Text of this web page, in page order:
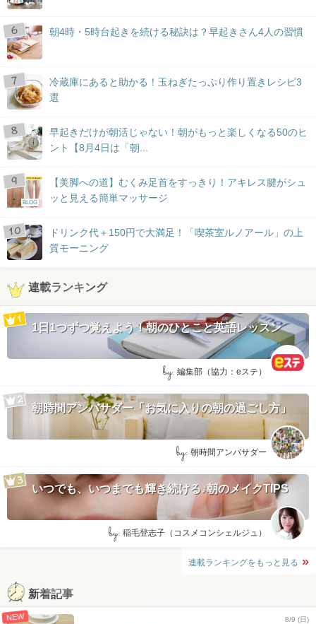
朝4時・5時台起きを続ける秘訣は？早起きさん4人の習慣
冷蔵庫にあると助かる！玉ねぎたっぷり作り置きレシピ3
選
早起きだけが朝活じゃない！朝がもっと楽しくなる50のヒ
ント【8月4日は「朝...
BLOG
【美脚への道】むくみ足首をすっきり！アキレス腱がシュ
ッと見える簡単マッサージ
ドリンク代＋150円で大満足！「喫茶室ルノアール」の上
質モーニング
連載ランキング
1日1つずつ覚えよう！朝のひとこと英語レッスン
by: 編集部（協力：eステ）
朝時間アンバサダー「お気に入りの朝の過ごし方」
by: 朝時間アンバサダー
いつでも、いつまでも輝き続ける♪朝のメイクTIPS
by: 稲毛登志子（コスメコンシェルジュ）
連載ランキングをもっと見る
新着記事
NEW 8/9 (日)